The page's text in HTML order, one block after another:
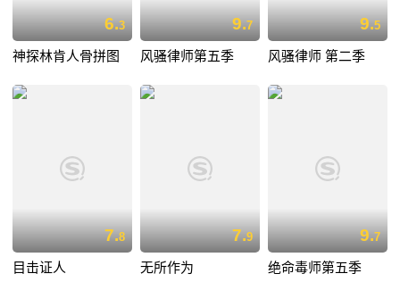
6.3
神探林肯人骨拼图
9.7
风骚律师第五季
9.5
风骚律师 第二季
7.8
目击证人
7.9
无所作为
9.7
绝命毒师第五季